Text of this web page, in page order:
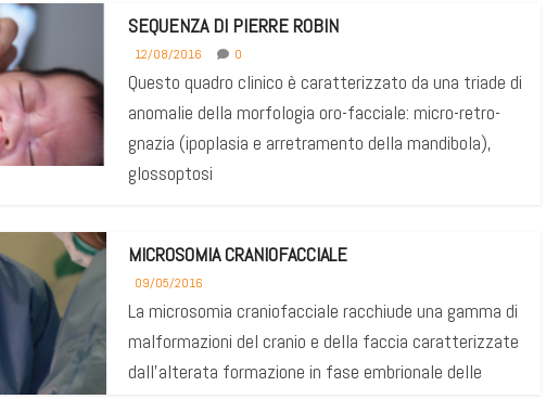
SEQUENZA DI PIERRE ROBIN
12/08/2016 0
Questo quadro clinico è caratterizzato da una triade di
anomalie della morfologia oro-facciale: micro-retro-
gnazia (ipoplasia e arretramento della mandibola),
glossoptosi
MICROSOMIA CRANIOFACCIALE
09/05/2016
La microsomia craniofacciale racchiude una gamma di
malformazioni del cranio e della faccia caratterizzate
dall’alterata formazione in fase embrionale delle